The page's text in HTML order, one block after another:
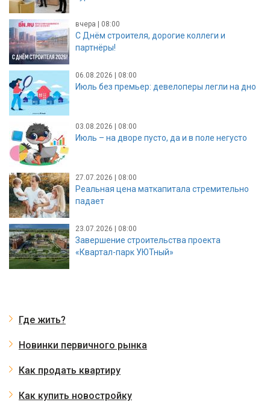
вчера | 08:00
С Днём строителя, дорогие коллеги и
партнёры!
06.08.2026 | 08:00
Июль без премьер: девелоперы легли на дно
03.08.2026 | 08:00
Июль – на дворе пусто, да и в поле негусто
27.07.2026 | 08:00
Реальная цена маткапитала стремительно
падает
23.07.2026 | 08:00
Завершение строительства проекта
«Квартал-парк УЮТный»
Где жить?
Новинки первичного рынка
Как продать квартиру
Как купить новостройку